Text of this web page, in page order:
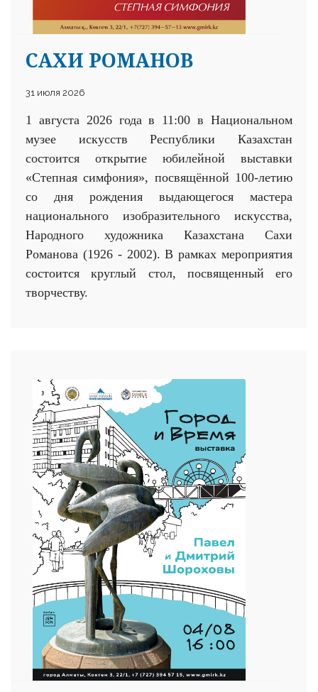
САХИ РОМАНОВ
31 июля 2026
1 августа 2026 года в 11:00 в Национальном
музее искусств Республики Казахстан
состоится открытие юбилейной выставки
«Степная симфония», посвящённой 100-летию
со дня рождения выдающегося мастера
национального изобразительного искусства,
Народного художника Казахстана Сахи
Романова (1926 - 2002). В рамках мероприятия
состоится круглый стол, посвященный его
творчеству.